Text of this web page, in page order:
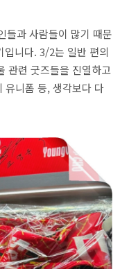
들과 사람들이 많기 때문
입니다. 3/2는 일반 편의
관련 굿즈들을 진열하고
유니폼 등, 생각보다 다